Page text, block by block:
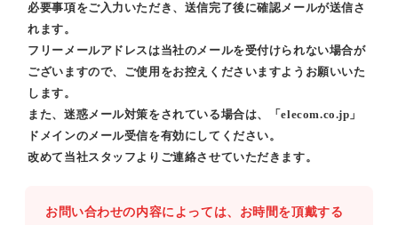
必要事項をご入力いただき、送信完了後に確認メールが送信さ
れます。
フリーメールアドレスは当社のメールを受付けられない場合が
ございますので、ご使用をお控えくださいますようお願いいた
します。
また、迷惑メール対策をされている場合は、「elecom.co.jp」
ドメインのメール受信を有効にしてください。
改めて当社スタッフよりご連絡させていただきます。
お問い合わせの内容によっては、お時間を頂戴する